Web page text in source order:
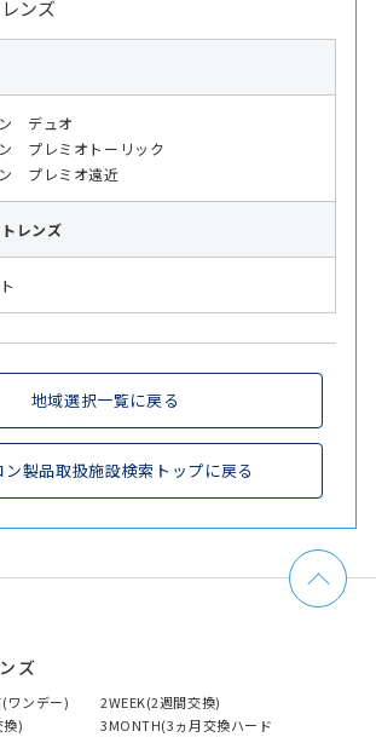
ンズ
ン デュオ
プレミオトーリック
ン プレミオ遠近
レンズ
地域選択一覧に戻る
ン製品取扱施設検索トップに戻る
ズ
ワンデー)
2WEEK(2週間交換)
)
3MONTH(3ヵ月交換ハード